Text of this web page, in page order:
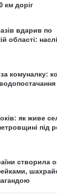
км доріг
вдарив по
області:
комуналку:
як живе
під
створила